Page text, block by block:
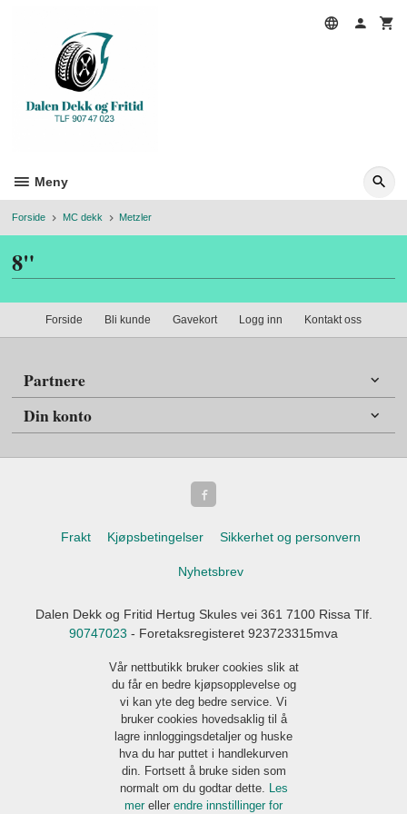
Meny
Forside MC dekk Metzler
8"
Forside Bli kunde Gavekort Logg inn Kontakt oss
Partnere
Din konto
Frakt Kjøpsbetingelser Sikkerhet og personvern
Nyhetsbrev
Dalen Dekk og Fritid Hertug Skules vei 361 7100 Rissa Tlf.
90747023 - Foretaksregisteret 923723315mva
Vår nettbutikk bruker cookies slik at
du får en bedre kjøpsopplevelse og
vi kan yte deg bedre service. Vi
bruker cookies hovedsaklig til å
lagre innloggingsdetaljer og huske
hva du har puttet i handlekurven
din. Fortsett å bruke siden som
normalt om du godtar dette. Les
mer eller endre innstillinger for